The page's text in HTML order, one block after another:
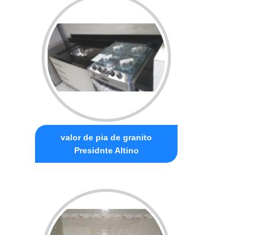
valor de pia de granito
Presidnte Altino